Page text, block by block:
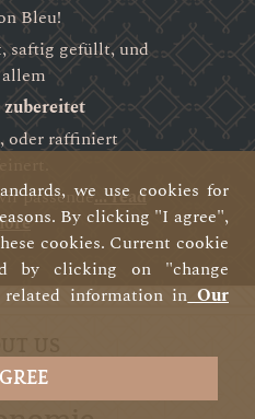
Bleu!
saftig gefüllt, und
oder raffiniert
passende... read
we use cookies for
By clicking "I agree",
cookies. Current cookie
by clicking on "change
information inOur